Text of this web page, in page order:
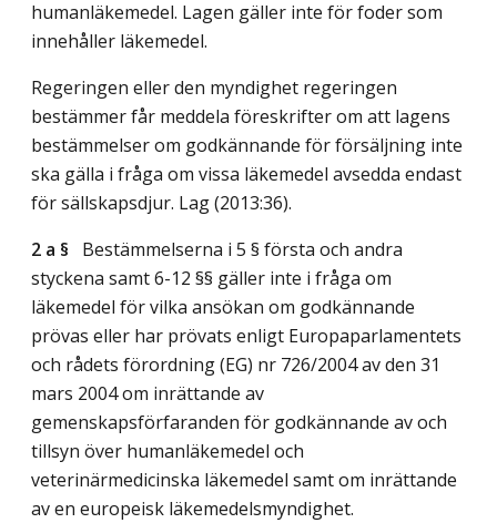
humanläkemedel. Lagen gäller inte för foder som
innehåller läkemedel.
Regeringen eller den myndighet regeringen
bestämmer får meddela föreskrifter om att lagens
bestämmelser om godkännande för försäljning inte
ska gälla i fråga om vissa läkemedel avsedda endast
för sällskapsdjur. Lag (2013:36).
2 a § Bestämmelserna i 5 § första och andra
styckena samt 6-12 §§ gäller inte i fråga om
läkemedel för vilka ansökan om godkännande
prövas eller har prövats enligt Europaparlamentets
och rådets förordning (EG) nr 726/2004 av den 31
mars 2004 om inrättande av
gemenskapsförfaranden för godkännande av och
tillsyn över humanläkemedel och
veterinärmedicinska läkemedel samt om inrättande
av en europeisk läkemedelsmyndighet.